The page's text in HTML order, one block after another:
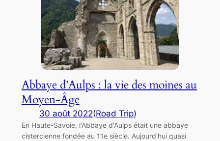
Abbaye d’Aulps : la vie des moines au
Moyen-Âge
30 août 2022(Road Trip)
En Haute-Savoie, l'Abbaye d'Aulps était une abbaye
cistercienne fondée au 11e siècle. Aujourd'hui quasi